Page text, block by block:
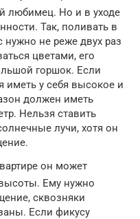
любимец. Но и в уходе
Так, поливать в
нужно не реже двух раз
цветами, его
горшок. Если
иметь у себя высокое и
должен иметь
Нельзя ставить
лучи, хотя он
он может
Ему нужно
сквозняки
Если фикусу